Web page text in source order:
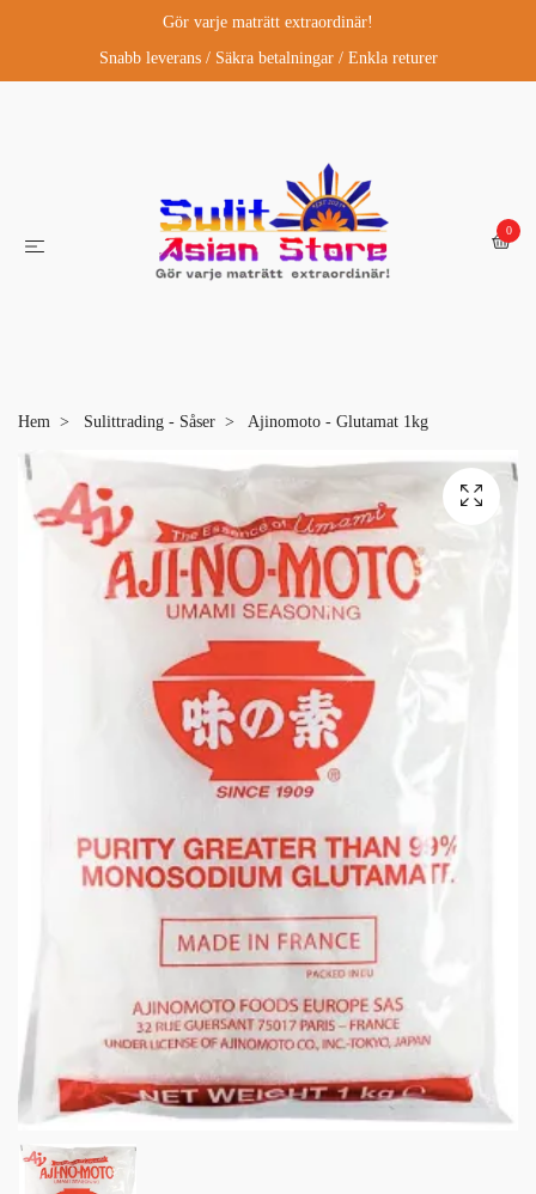
Gör varje maträtt extraordinär!
Snabb leverans / Säkra betalningar / Enkla returer
0
Hem Sulittrading - Såser Ajinomoto - Glutamat 1kg